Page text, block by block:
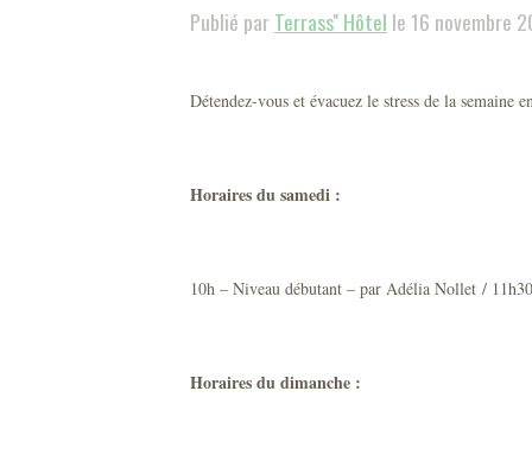
Publié parTerrass'' Hôtel le 16 novembre
Détendez-vous et évacuez le stress de la semaine
Horaires du samedi :
10h – Niveau débutant – par Adélia Nollet /
Horaires du dimanche :